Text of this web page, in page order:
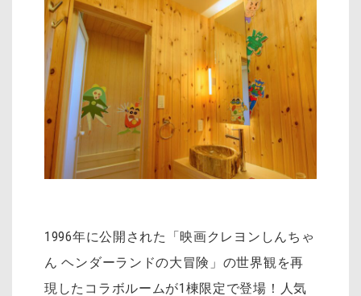
1996年に公開された「映画クレヨンしんちゃ
ん ヘンダーランドの大冒険」の世界観を再
現したコラボルームが1棟限定で登場！人気